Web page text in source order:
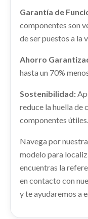
2138688
ELEVALUNAS
FORD KUGA II
Ref: 2236253
Ref: 2252093
INTERCOOLER
FORD KUGA II
Ref: 2319345
FORD KUGA II
Garantía de
componentes son
de ser puestos a la
Ahorro
hasta un 70%
Sostenibilidad:
reduce la huella de
componentes útiles.
Navega por
modelo para
encuentras la
en contacto con
y te ayudaremos a